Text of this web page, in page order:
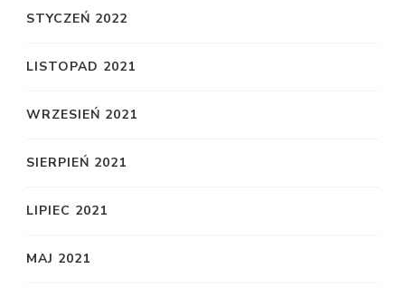
STYCZEŃ 2022
LISTOPAD 2021
WRZESIEŃ 2021
SIERPIEŃ 2021
LIPIEC 2021
MAJ 2021